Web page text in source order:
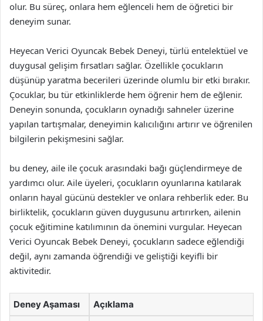
olur. Bu süreç, onlara hem eğlenceli hem de öğretici bir
deneyim sunar.
Heyecan Verici Oyuncak Bebek Deneyi, türlü entelektüel ve
duygusal gelişim fırsatları sağlar. Özellikle çocukların
düşünüp yaratma becerileri üzerinde olumlu bir etki bırakır.
Çocuklar, bu tür etkinliklerde hem öğrenir hem de eğlenir.
Deneyin sonunda, çocukların oynadığı sahneler üzerine
yapılan tartışmalar, deneyimin kalıcılığını artırır ve öğrenilen
bilgilerin pekişmesini sağlar.
bu deney, aile ile çocuk arasındaki bağı güçlendirmeye de
yardımcı olur. Aile üyeleri, çocukların oyunlarına katılarak
onların hayal gücünü destekler ve onlara rehberlik eder. Bu
birliktelik, çocukların güven duygusunu artırırken, ailenin
çocuk eğitimine katılımının da önemini vurgular. Heyecan
Verici Oyuncak Bebek Deneyi, çocukların sadece eğlendiği
değil, aynı zamanda öğrendiği ve geliştiği keyifli bir
aktivitedir.
Deney Aşaması Açıklama